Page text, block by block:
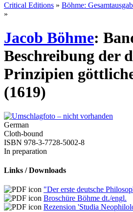
Critical Editions » Böhme:
»
Jacob Böhme:
Beschreibung der
Prinzipien
(1619)
German
Cloth-bound
ISBN 978-3-7728-5002-8
In preparation
Links / Downloads
"Der erste deutsche
Broschüre Böhme dt./engl.
Rezension 'Studia